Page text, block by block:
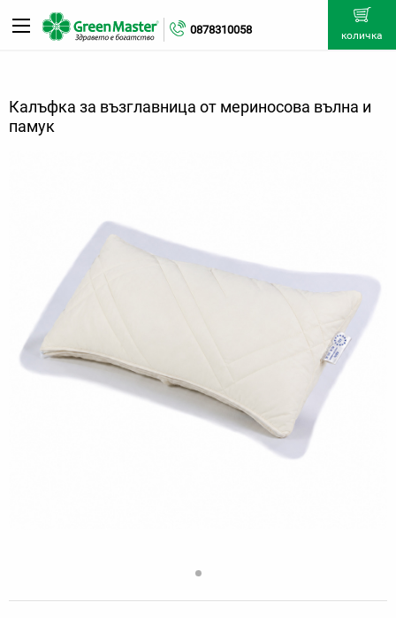
0878310058 количка
Калъфка за възглавница от мериносова вълна и
памук